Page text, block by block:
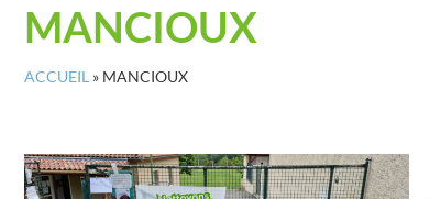
MANCIOUX
ACCUEIL » MANCIOUX